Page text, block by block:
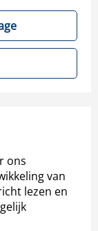
ons
van
lezen en